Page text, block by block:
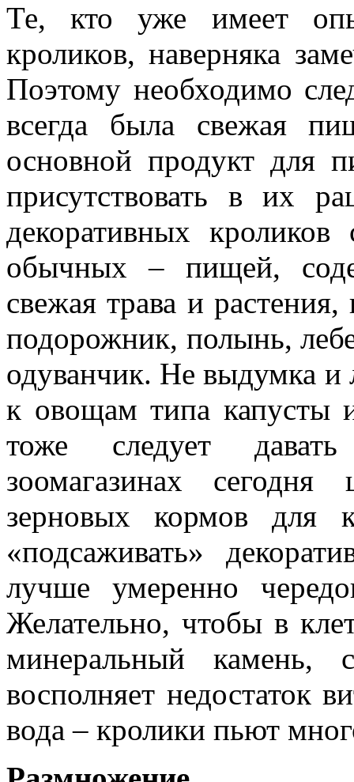
Те, кто уже имеет
кроликов, наверняка
Поэтому необходимо
всегда была свежая
основной продукт для
присутствовать в их
декоративных
обычных – пищей,
свежая трава и
подорожник, полынь,
одуванчик. Не выдумка и
к овощам типа капусты
тоже следует
зоомагазинах
зерновых кормов для
«подсаживать»
лучше умеренно
Желательно, чтобы в
минеральный камень,
восполняет недостаток
вода – кролики пьют